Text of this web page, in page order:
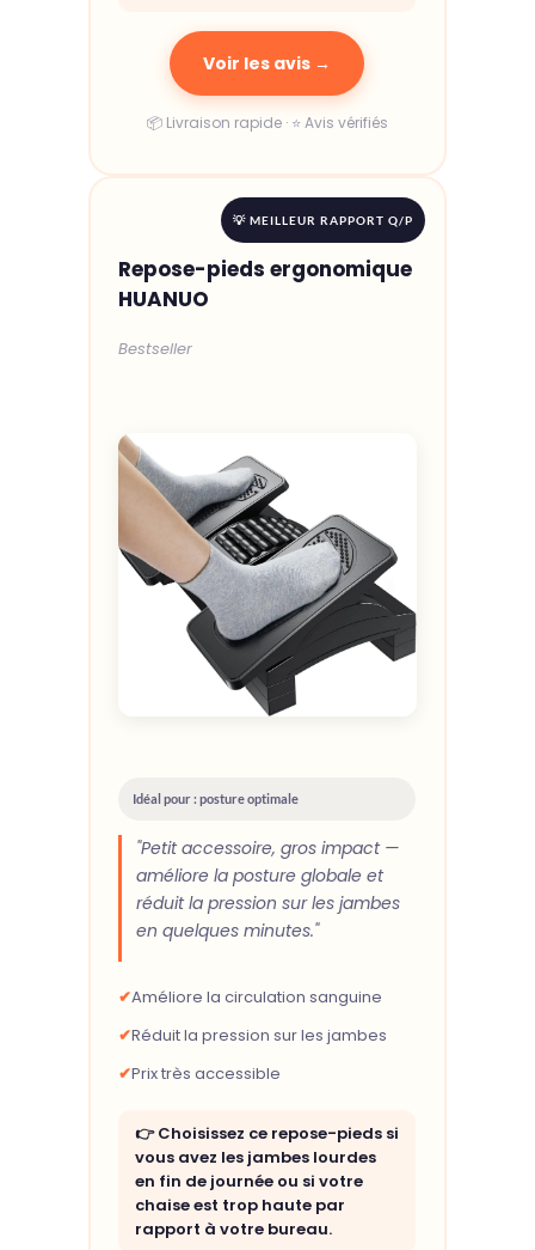
Voir les avis →
📦 Livraison rapide · ⭐ Avis vérifiés
💡 MEILLEUR RAPPORT Q/P
Repose-pieds ergonomique
HUANUO
Bestseller
Idéal pour : posture optimale
"Petit accessoire, gros impact —
améliore la posture globale et
réduit la pression sur les jambes
en quelques minutes."
✔Améliore la circulation sanguine
✔Réduit la pression sur les jambes
✔Prix très accessible
👉 Choisissez ce repose-pieds si
vous avez les jambes lourdes
en fin de journée ou si votre
chaise est trop haute par
rapport à votre bureau.